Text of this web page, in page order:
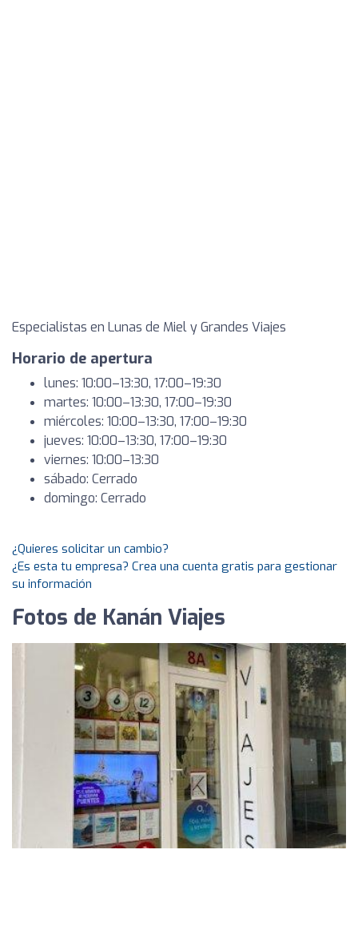
Especialistas en Lunas de Miel y Grandes Viajes
Horario de apertura
lunes: 10:00–13:30, 17:00–19:30
martes: 10:00–13:30, 17:00–19:30
miércoles: 10:00–13:30, 17:00–19:30
jueves: 10:00–13:30, 17:00–19:30
viernes: 10:00–13:30
sábado: Cerrado
domingo: Cerrado
¿Quieres solicitar un cambio?
¿Es esta tu empresa? Crea una cuenta gratis para gestionar
su información
Fotos de Kanán Viajes